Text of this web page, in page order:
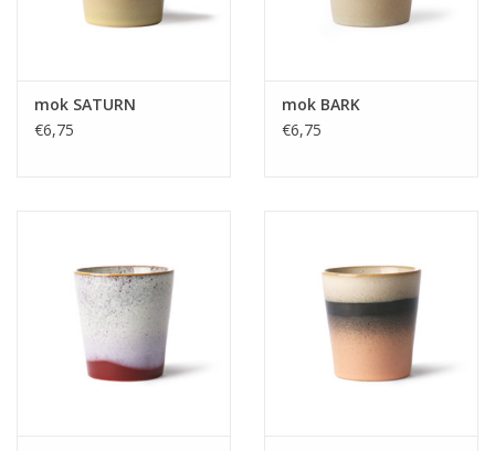
mok SATURN
€6,75
mok BARK
€6,75